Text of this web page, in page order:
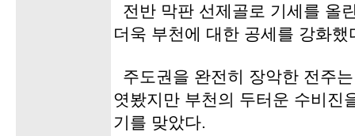
전반 막판 선제골로 기세를 올
더욱 부천에 대한 공세를 강화했
주도권을 완전히 장악한 전주
엿봤지만 부천의 두터운 수비진
기를 맞았다.